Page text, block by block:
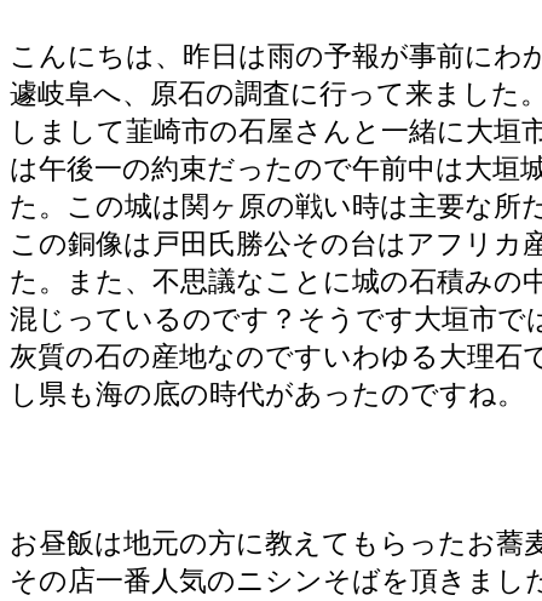
こんにちは、昨日は雨の予報が事前にわ
遽岐阜へ、原石の調査に行って来ました
しまして韮崎市の石屋さんと一緒に大垣
は午後一の約束だったので午前中は大垣
た。この城は関ヶ原の戦い時は主要な所
この銅像は戸田氏勝公その台はアフリカ
た。また、不思議なことに城の石積みの
混じっているのです？そうです大垣市で
灰質の石の産地なのですいわゆる大理石
し県も海の底の時代があったのですね。
お昼飯は地元の方に教えてもらったお蕎
その店一番人気のニシンそばを頂きまし